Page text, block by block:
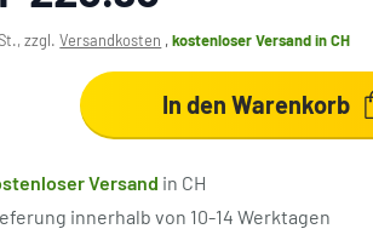
zzgl.Versandkosten ,kostenloser Versandin CH
In den Warenkorb
Versand in CH
innerhalb von 10-14 Werktagen